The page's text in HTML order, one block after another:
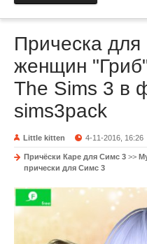
Прическа
женщин
The Sims 3 в
sims3pack
Little kitten 4-11-2016, 16:26
Причёски Каре для Симс 3 >>
прически для Симс 3